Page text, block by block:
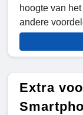
hoogte van
andere
Extra